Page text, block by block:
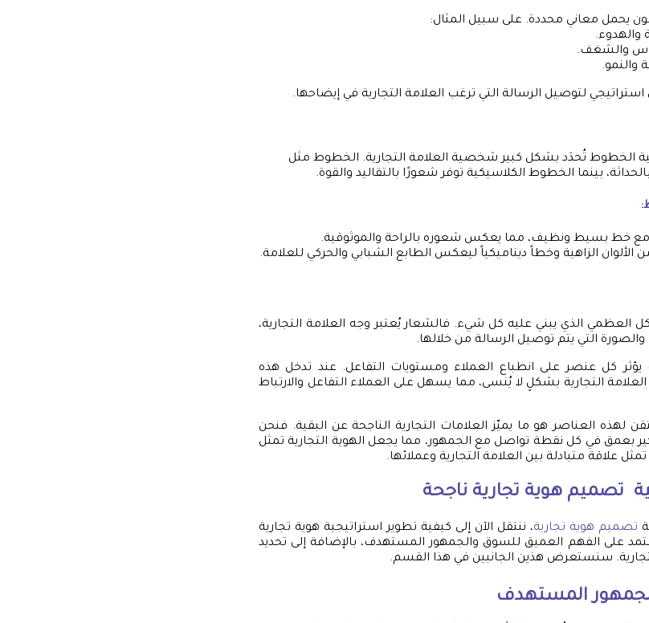
يحمل معاني محددة. على سبيل المثال:
والهدوء.
والشغف.
والنمو.
لتوصيل الرسالة التي ترغب العلامة التجارية في إيضاحها.
الخطوط تُحدَد بشكل كبير شخصية العلامة التجارية. الخطوط مثل
مع خط بسيط ونظيف، مما يعكس شعوره بالراحة والموثوقية.
الزاهية وخطاً ديناميكياً ليعكس الطابع الشبابي والحركي للعلامة.
العظمي الذي يبني عليه كل شيء. فالشعار يُعتبر وجه العلامة التجارية،
التي يتم توصيل الرسالة من خلالها.
كل عنصر على انطباع العملاء ومستويات التفاعل. عند تدخل هذه
التجارية بشكلٍ لا يُنسى، مما يسهل على العملاء التفاعل والارتباط
لهذه العناصر هو ما يميّز العلامات التجارية الناجحة عن البقية. فنحن
بعمق في كل نقطة تواصل مع الجمهور، مما يجعل الهوية التجارية تمثل
علاقة متبادلة بين العلامة التجارية وعملائها.
تصميم هوية تجارية ناجحة
تصميم هوية تجارية، ننتقل الآن إلى كيفية تطوير استراتيجية هوية تجارية
على الفهم العميق للسوق والجمهور المستهدف، بالإضافة إلى تحديد
سنستعرض هذين الجانبين في هذا القسم.
المستهدف